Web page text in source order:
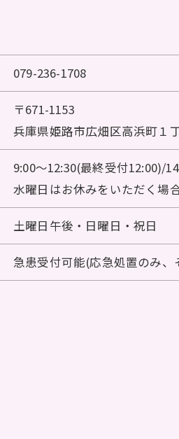
079-236-1708
〒671-1153
兵庫県姫路市広畑区高浜町１
9:00～12:30(最終受付12:00)/
水曜日はお休みをいただく場
土曜日午後・日曜日・祝日
急患受付可能(応急処置のみ